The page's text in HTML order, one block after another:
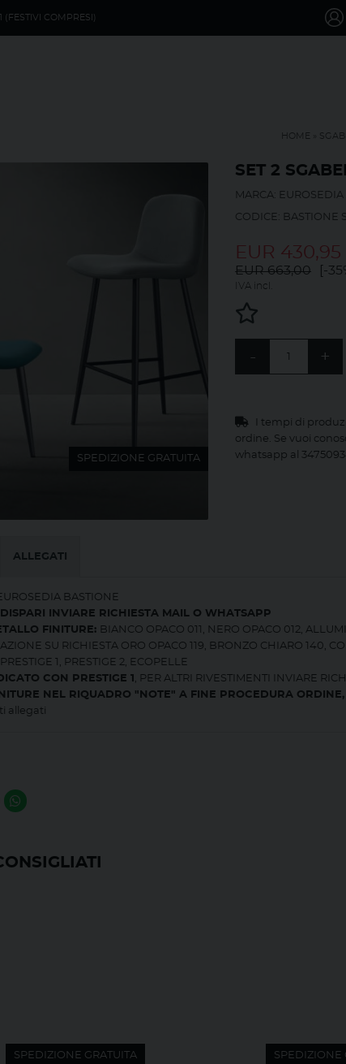
COMPRESI)
HOME
SPEDIZIONE GRATUITA
SET 2
MARCA: EUROSEDIA
CODICE: BASTIONE
EUR 430,95
EUR 663,00 [-
IVA incl.
- +
I tempi di
ordine. Se vuoi
whatsapp al
ALLEGATI
BASTIONE
INVIARE RICHIESTA MAIL O WHATSAPP
FINITURE: BIANCO OPACO 011, NERO OPACO 012,
SU RICHIESTA ORO OPACO 119, BRONZO CHIARO 140,
PRESTIGE 1, PRESTIGE 2, ECOPELLE
CON PRESTIGE 1 , PER ALTRI RIVESTIMENTI INVIARE
NEL RIQUADRO "NOTE" A FINE PROCEDURA
allegati
SPEDIZIONE GRATUITA SPEDIZIONE